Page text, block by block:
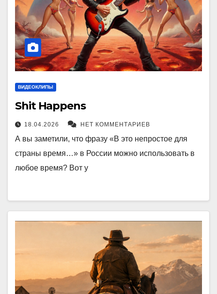
ВИДЕОКЛИПЫ
Shit Happens
18.04.2026 НЕТ КОММЕНТАРИЕВ
А вы заметили, что фразу «В это непростое для
страны время…» в России можно использовать в
любое время? Вот у